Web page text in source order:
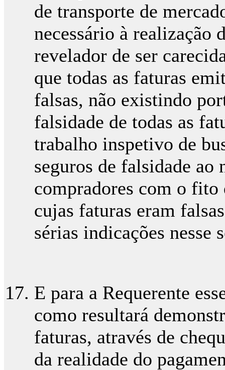
de transporte de
necessário à realização
revelador de ser
que todas as faturas
falsas, não existindo
falsidade de todas as
trabalho inspetivo de
seguros de falsidade
compradores com o fito
cujas faturas eram
sérias indicações nesse
E para a Requerente
como resultará
faturas, através de
da realidade do